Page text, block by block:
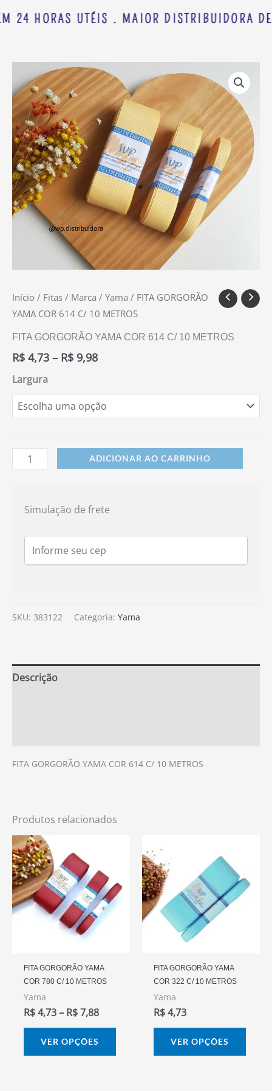
24 HORAS UTÉIS . MAIOR DISTRIBUIDORA
Início / Fitas / Marca / Yama / FITA GORGORÃO
YAMA COR 614 C/ 10 METROS
FITA GORGORÃO YAMA COR 614 C/ 10 METROS
R$ 4,73 – R$ 9,98
Faixa
de
preço:
R$ 4,73
através
R$ 9,98
Largura
GORGORÃO
YAMA
COR
614
C/
10
METROS
quantidade
ADICIONAR AO CARRINHO
Simulação de frete
SKU: 383122 Categoria: Yama
Descrição
FITA GORGORÃO YAMA COR 614 C/ 10 METROS
Produtos relacionados
FITA GORGORÃO YAMA
COR 780 C/ 10 METROS
Yama
R$4,73– R$7,88
R$ 4,73
Através
R$ 7,88
VER OPÇÕES
produto
várias
variantes.
escolhidas
do
FITA GORGORÃO YAMA
COR 322 C/ 10 METROS
Yama
R$4,73
VER OPÇÕES
tem
do